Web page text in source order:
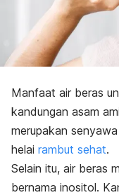
Manfaat air beras
kandungan asam
merupakan
helai rambut sehat.
Selain itu, air beras
bernama inositol.